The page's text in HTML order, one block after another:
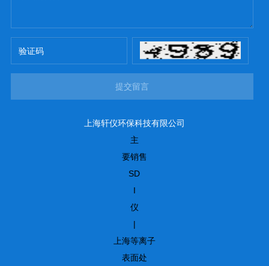
提交留言
上海轩仪环保科技有限公司
主
要销售
SD
I
仪
|
上海等离子
表面处